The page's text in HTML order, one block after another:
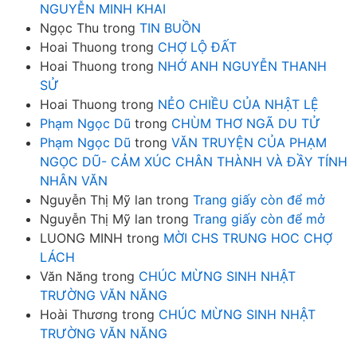
NGUYỄN MINH KHAI
Ngọc Thu trong TIN BUỒN
Hoai Thuong trong CHỢ LỘ ĐẤT
Hoai Thuong trong NHỚ ANH NGUYỄN THANH
SỬ
Hoai Thuong trong NẺO CHIỀU CỦA NHẬT LỆ
Phạm Ngọc Dũ trong CHÙM THƠ NGÃ DU TỬ
Phạm Ngọc Dũ trong VĂN TRUYỆN CỦA PHẠM
NGỌC DŨ- CẢM XÚC CHÂN THÀNH VÀ ĐẦY TÍNH
NHÂN VĂN
Nguyễn Thị Mỹ lan trong Trang giấy còn để mở
Nguyễn Thị Mỹ lan trong Trang giấy còn để mở
LUONG MINH trong MỜI CHS TRUNG HOC CHỢ
LÁCH
Văn Năng trong CHÚC MỪNG SINH NHẬT
TRƯỜNG VĂN NĂNG
Hoài Thương trong CHÚC MỪNG SINH NHẬT
TRƯỜNG VĂN NĂNG